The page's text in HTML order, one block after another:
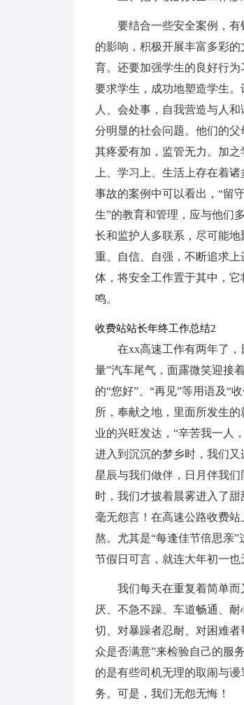
要结合一些安全案例，
的影响，积极开展丰富多彩
育。还要加强学生的良好行
要求学生，成功地塑造学生
人、会处事，自我营造与人
分明显的社会问题。他们的
其疼爱有加，监管无力。加
上、学习上、生活上存在着
事故的案例中可以看出，“留
生”的教育和管理，应与他们
长和监护人多联系，尽可能
重、自信、自强，不断追求
体，将安全工作置于其中，
鸣。
收费站站长年终工作总结2
在xx高速工作有两年了
量”汽车尾气，面露微笑迎接
的“您好”、“再见”等用语及“
所，奉献之地，里面所发生
业的兴旺发达，“辛苦我一人
进入到沉沉的梦乡时，我们
星辰与我们做伴，日月伴我
时，我们才披着晨雾进入了
毫无怨言！在高速公路收费
熬。尤其是“每逢佳节倍思亲
节假日可言，就连大年初一也
我们每天在重复着简单
厌、不急不躁、车道畅通、
切、对暴躁者忍耐、对困难
众是否满意”来检验自己的服
的是有些司机无理的取闹与
务。可是，我们无怨无悔！